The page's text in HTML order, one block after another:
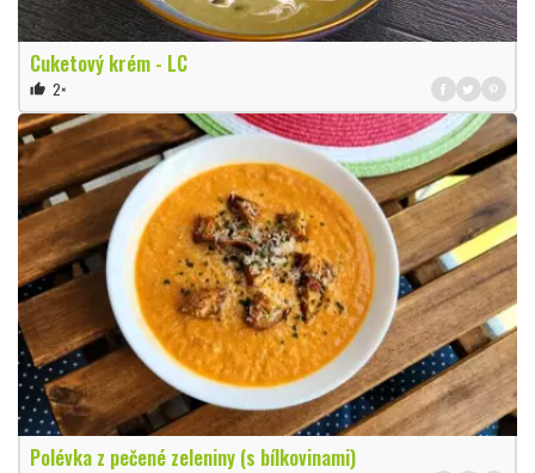
Cuketový krém - LC
thumb_up 2×
Polévka z pečené zeleniny (s bílkovinami)